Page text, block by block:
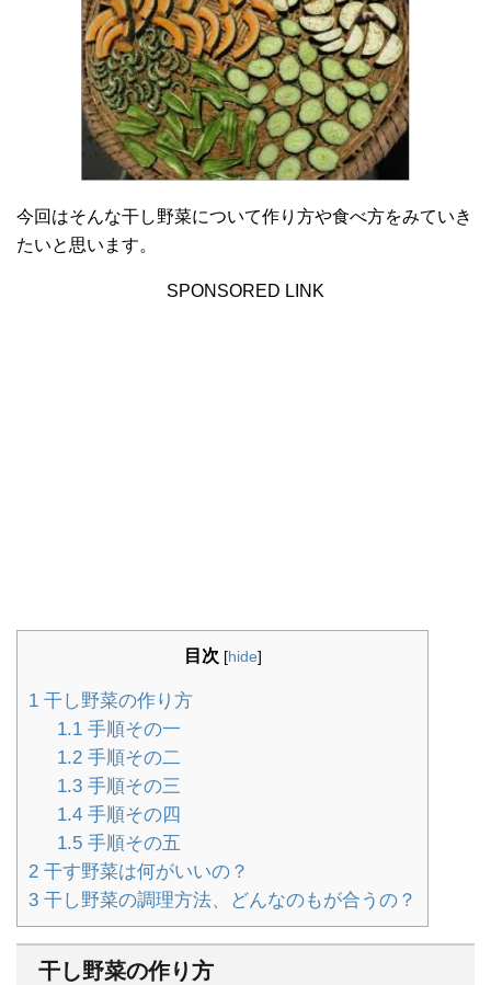
今回はそんな干し野菜について作り方や食べ方をみていき
たいと思います。
SPONSORED LINK
目次 [hide]
1 干し野菜の作り方
1.1手順その一
1.2手順その二
1.3手順その三
1.4手順その四
1.5手順その五
2 干す野菜は何がいいの？
3 干し野菜の調理方法、どんなのもが合うの？
干し野菜の作り方